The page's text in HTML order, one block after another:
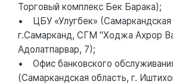
Торговый комплекс Бек Барака);
• ЦБУ «Улугбек» (Самаркандская
г.Самарканд, СГМ "Ходжа Ахрор
Адолатпарвар, 7);
• Офис банковского
(Самаркандская область, г.